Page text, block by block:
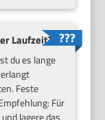
Laufzeit?
du es lange
Feste
Für
lagere das